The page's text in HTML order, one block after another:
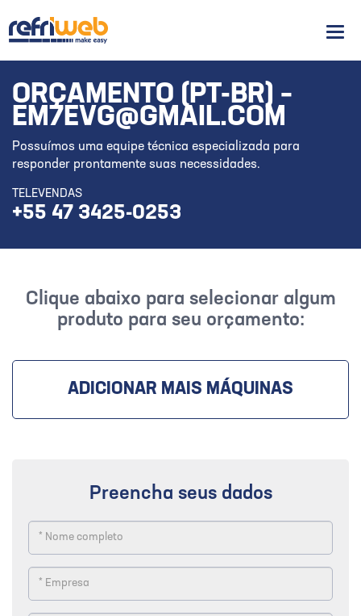
ORÇAMENTO (PT-BR) –
EM7EVG@GMAIL.COM
Possuímos uma equipe técnica especializada para
responder prontamente suas necessidades.
TELEVENDAS
+55 47 3425-0253
Clique abaixo para selecionar algum
produto para seu orçamento:
ADICIONAR MAIS MÁQUINAS
Preencha seus dados